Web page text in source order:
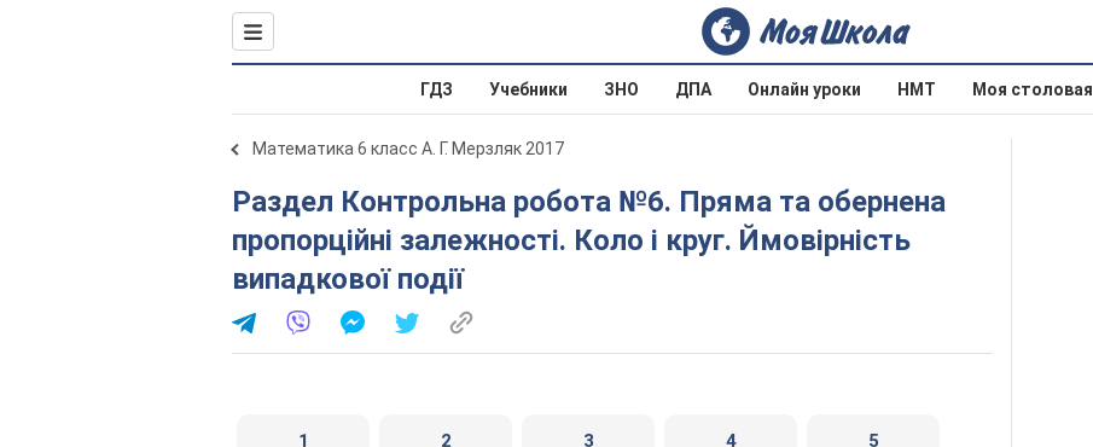
ГДЗ Учебники ЗНО ДПА Онлайн уроки НМТ Моя столовая
Математика 6 класс А. Г. Мерзляк 2017
Раздел Контрольна робота №6. Пряма та обернена
пропорційні залежності. Коло і круг. Ймовірність
випадкової події
1 2 3 4 5